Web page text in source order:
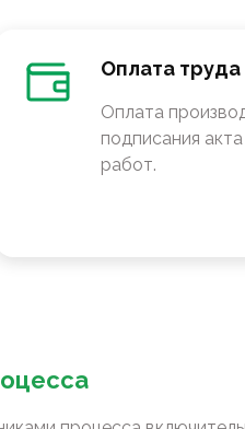
Оплата труда
Оплата
подписания
работ.